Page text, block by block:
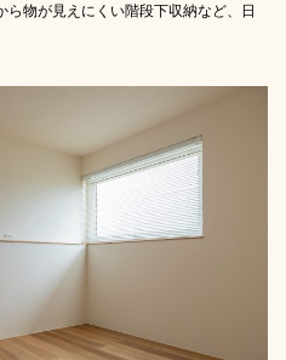
物が見えにくい階段下収納など、日